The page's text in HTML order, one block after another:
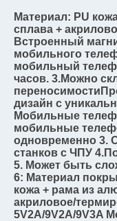
Материал: PU
сплава +
Встроенный
мобильного
мобильный
часов. 3.Можно
дизайн с
Мобильные
мобильные
одновременно 3.
станков с ЧПУ
5. Может быть
6: Материал
кожа + рама из
акриловое/
5V2A/9V2A/9V3A